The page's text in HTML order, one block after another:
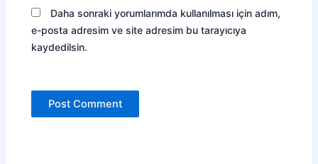
Daha sonraki yorumlarımda kullanılması için adım,
e-posta adresim ve site adresim bu tarayıcıya
kaydedilsin.